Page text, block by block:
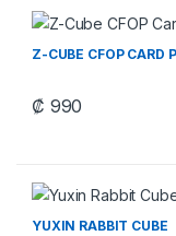
Z-CUBE CFOP CARD
₡ 990
YUXIN RABBIT CUBE